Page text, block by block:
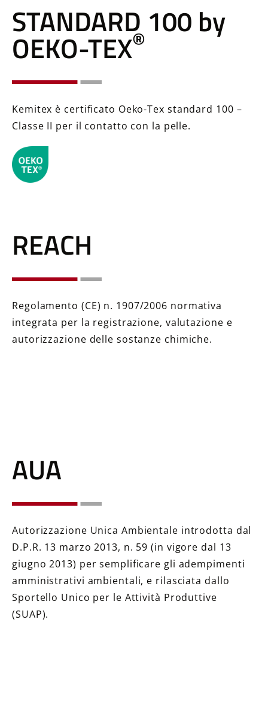
STANDARD 100 by
OEKO-TEX®
Kemitex è certificato Oeko-Tex standard 100 –
Classe II per il contatto con la pelle.
REACH
Regolamento (CE) n. 1907/2006 normativa
integrata per la registrazione, valutazione e
autorizzazione delle sostanze chimiche.
AUA
Autorizzazione Unica Ambientale introdotta dal
D.P.R. 13 marzo 2013, n. 59 (in vigore dal 13
giugno 2013) per semplificare gli adempimenti
amministrativi ambientali, e rilasciata dallo
Sportello Unico per le Attività Produttive
(SUAP).